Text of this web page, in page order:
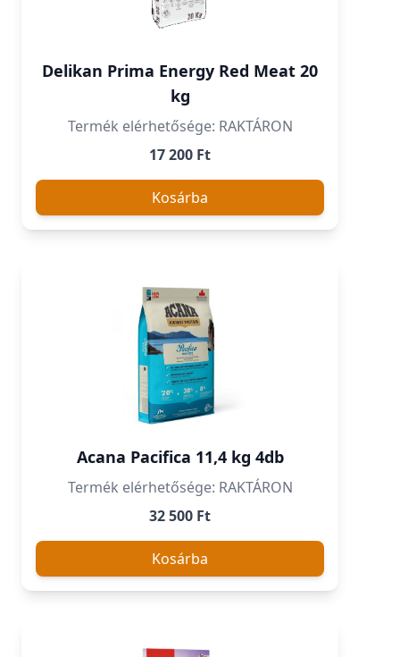
Delikan Prima Energy Red Meat 20
kg
Termék elérhetősége: RAKTÁRON
17 200 Ft
Kosárba
Acana Pacifica 11,4 kg 4db
Termék elérhetősége: RAKTÁRON
32 500 Ft
Kosárba